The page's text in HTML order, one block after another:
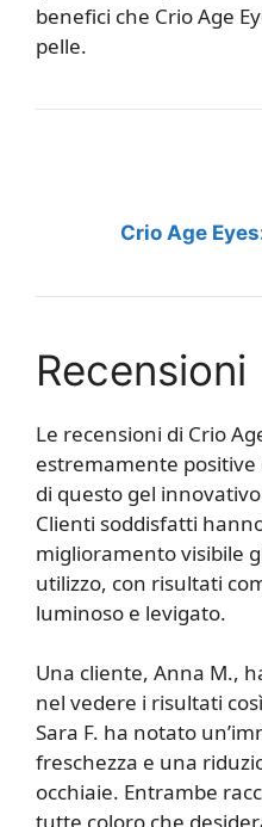
benefici che Crio Age
pelle.
Crio Age
Recensioni
Le recensioni di Crio
estremamente positive
di questo gel
Clienti soddisfatti
miglioramento visibile
utilizzo, con risultati
luminoso e levigato.
Una cliente, Anna M.,
nel vedere i risultati
Sara F. ha notato
freschezza e una
occhiaie. Entrambe